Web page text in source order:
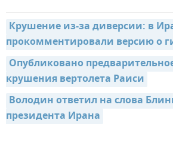
Крушение из-за диверсии: в
прокомментировали версию о
Опубликовано
крушения вертолета Раиси
Володин ответил на слова
президента Ирана